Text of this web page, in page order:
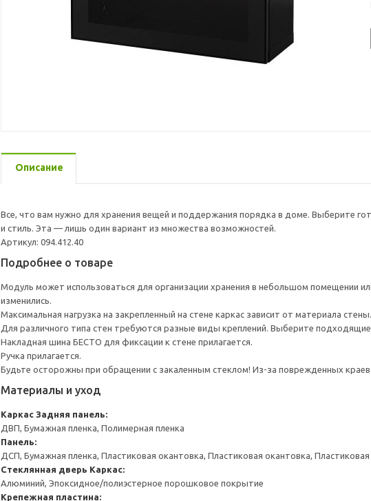
Описание
Все, что вам нужно для хранения вещей и поддержания порядка в доме. Выберите
и стиль. Эта — лишь один вариант из множества возможностей.
Артикул: 094.412.40
Подробнее о товаре
Модуль может использоваться для организации хранения в небольшом помещении
изменились.
Максимальная нагрузка на закрепленный на стене каркас зависит от материала стены.
Для различного типа стен требуются разные виды креплений. Выберите
Накладная шина БЕСТО для фиксации к стене прилагается.
Ручка прилагается.
Будьте осторожны при обращении с закаленным стеклом! Из-за поврежденных
Материалы и уход
Каркас Задняя панель:
ДВП, Бумажная пленка, Полимерная пленка
Панель:
ДСП, Бумажная пленка, Пластиковая окантовка, Пластиковая окантовка,
Стеклянная дверь Каркас:
Алюминий, Эпоксидное/полиэстерное порошковое покрытие
Крепежная пластина: